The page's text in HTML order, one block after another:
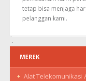
tetap bisa menjaga
pelanggan kami.
MEREK
Alat Telekomunikasi